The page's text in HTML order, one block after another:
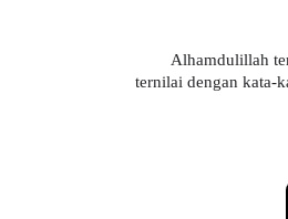
Alhamdulillah
ternilai dengan kata-